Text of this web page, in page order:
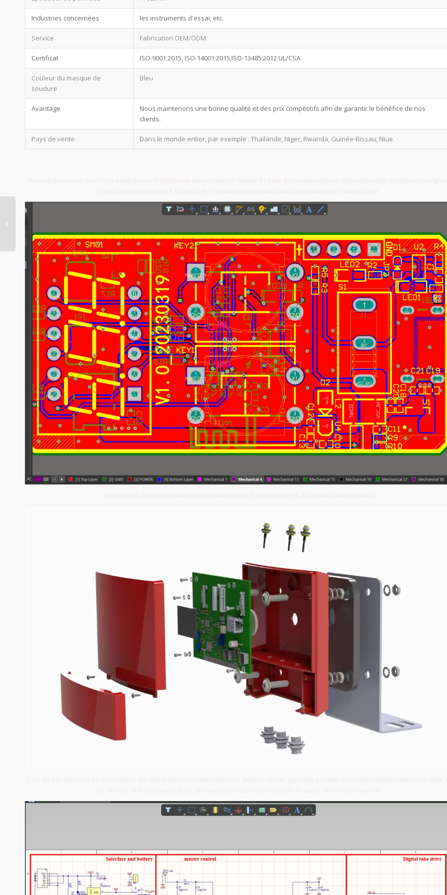
Industries concernées les instruments d'essai, etc.
Service Fabrication OEM/ODM
Certificat ISO-9001:2015, ISO-14001:2015,ISO-13485:2012.UL/CSA
Couleur du masque de
soudure
Bleu
Avantage
Nous maintenons une bonne qualité et des prix compétitifs afin de garantir le bénéfice de nos
clients.
Pays de vente Dans le monde entier, par exemple : Thaïlande, Niger, Rwanda, Guinée-Bissau, Niue.
Ce qu'il faut savoir sur
la conception et
l'ingénierie des circuits
imprimés - MTI